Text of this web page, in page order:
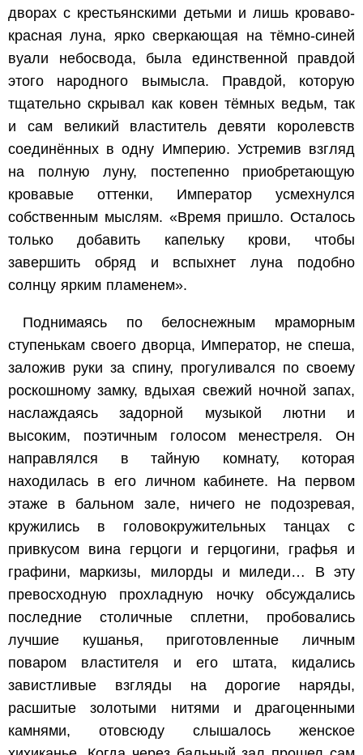
дворах с крестьянскими детьми и лишь кроваво-
красная луна, ярко сверкающая на тёмно-синей
вуали небосвода, была единственной правдой
этого народного вымысла. Правдой, которую
тщательно скрывал как ковен тёмных ведьм, так
и сам великий властитель девяти королевств
соединённых в одну Империю. Устремив взгляд
на полную луну, постепенно приобретающую
кровавые оттенки, Император усмехнулся
собственным мыслям. «Время пришло. Осталось
только добавить капельку крови, чтобы
завершить обряд и вспыхнет луна подобно
солнцу ярким пламенем».
Поднимаясь по белоснежным мраморным
ступенькам своего дворца, Император, не спеша,
заложив руки за спину, прогуливался по своему
роскошному замку, вдыхая свежий ночной запах,
наслаждаясь задорной музыкой лютни и
высоким, поэтичным голосом менестреля. Он
направлялся в тайную комнату, которая
находилась в его личном кабинете. На первом
этаже в бальном зале, ничего не подозревая,
кружились в головокружительных танцах с
привкусом вина герцоги и герцогини, графья и
графини, маркизы, милорды и миледи… В эту
превосходную прохладную ночку обсуждались
последние столичные сплетни, пробовались
лучшие кушанья, приготовленные личным
поваром властителя и его штата, кидались
завистливые взгляды на дорогие наряды,
расшитые золотыми нитями и драгоценными
камнями, отовсюду слышалось женское